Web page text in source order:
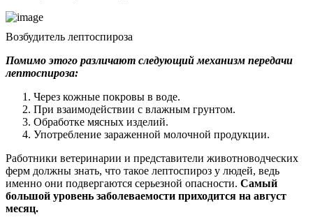
Возбудитель лептоспироза
Помимо этого различают следующий механизм передачи
лептоспироза:
Через кожные покровы в воде.
При взаимодействии с влажным грунтом.
Обработке мясных изделий.
Употребление зараженной молочной продукции.
Работники ветеринарии и представители животноводческих
ферм должны знать, что такое лептоспироз у людей, ведь
именно они подвергаются серьезной опасности. Самый
большой уровень заболеваемости приходится на август
месяц.